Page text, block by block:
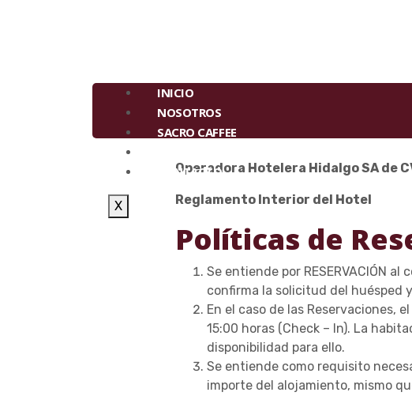
INICIO
NOSOTROS
SACRO CAFFEE
CONTACTO
X
Operadora Hotelera Hidalgo SA de
Reglamento Interior del Hotel
Políticas de
Se entiende por RESERVACIÓN
confirma la solicitud del huésped
En el caso de las Reservaciones,
15:00 horas (Check – In). La
disponibilidad para ello.
Se entiende como requisito
importe del alojamiento, mismo